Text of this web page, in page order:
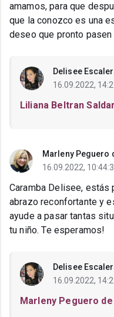
amamos, para que
que la conozco es una
deseo que pronto
Delisee
16.09.2022,
Liliana Beltran
Marleny Peguero
16.09.2022,
Caramba Delisee, estás
abrazo reconfortante y
ayude a pasar tantas
tu niño. Te esperamos!
Delisee
16.09.2022,
Marleny Peguero